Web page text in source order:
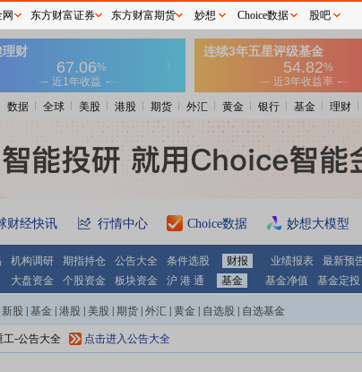
数据 全球 美股 港股 期货 外汇 黄金 银行 基金 理财
财经快讯 行情中心 Choice数据 妙想大模型
机构调研 期指持仓 公告大全 条件选股 财报 业绩报表 最新预
大盘资金 个股资金 板块资金 沪 港 通 基金 基金净值 基金定投
新股 基金 港股 美股 期货 外汇 黄金 自选股 自选基金
工-公告大全 点击进入公告大全
东方财富证券 东方财富期货 妙想 Choice数据 股吧